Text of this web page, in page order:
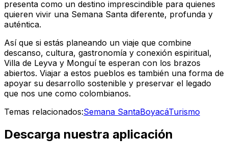
presenta como un destino imprescindible para quienes
quieren vivir una Semana Santa diferente, profunda y
auténtica.
Así que si estás planeando un viaje que combine
descanso, cultura, gastronomía y conexión espiritual,
Villa de Leyva y Monguí te esperan con los brazos
abiertos. Viajar a estos pueblos es también una forma de
apoyar su desarrollo sostenible y preservar el legado
que nos une como colombianos.
Temas relacionados:Semana SantaBoyacáTurismo
Descarga nuestra aplicación